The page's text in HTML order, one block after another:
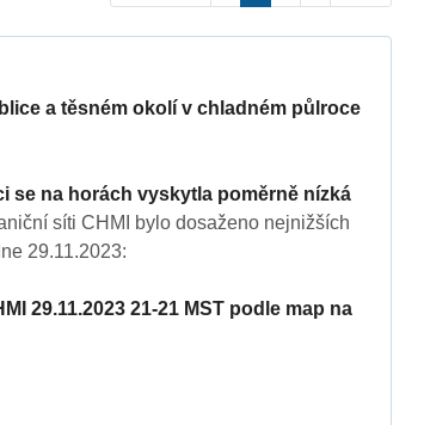
a těsném okolí v chladném půlroce
se na horách vyskytla poměrně nízká
síti CHMI bylo dosaženo nejnižších
29.11.2023:
29.11.2023 21-21 MST podle map na